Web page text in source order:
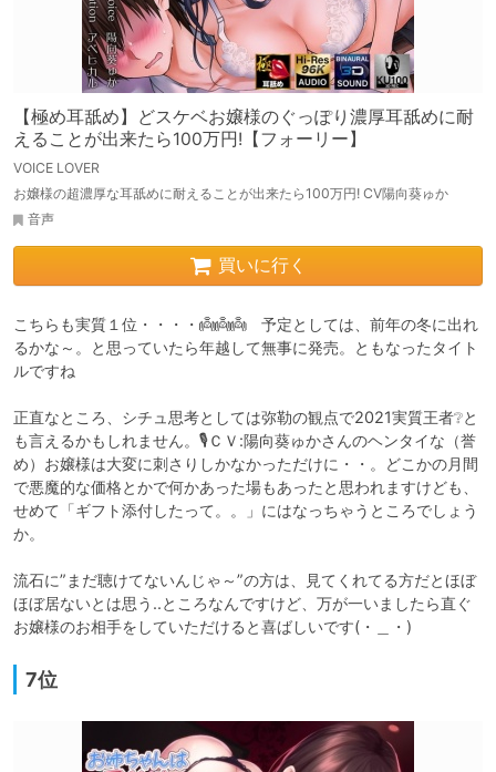
【極め耳舐め】どスケベお嬢様のぐっぽり濃厚耳舐めに耐
えることが出来たら100万円!【フォーリー】
VOICE LOVER
お嬢様の超濃厚な耳舐めに耐えることが出来たら100万円! CV陽向葵ゅか
音声
買いに行く
こちらも実質１位・・・・👼👼👼　予定としては、前年の冬に出れ
るかな～。と思っていたら年越して無事に発売。ともなったタイト
ルですね
正直なところ、シチュ思考としては弥勒の観点で2021実質王者❔と
も言えるかもしれません。🎙ＣＶ:陽向葵ゅかさんのヘンタイな（誉
め）お嬢様は大変に刺さりしかなかっただけに・・。どこかの月間
で悪魔的な価格とかで何かあった場もあったと思われますけども、
せめて「ギフト添付したって。。」にはなっちゃうところでしょう
か。
流石に”まだ聴けてないんじゃ～”の方は、見てくれてる方だとほぼ
ほぼ居ないとは思う..ところなんですけど、万が一いましたら直ぐ
お嬢様のお相手をしていただけると喜ばしいです(・＿・)
7位